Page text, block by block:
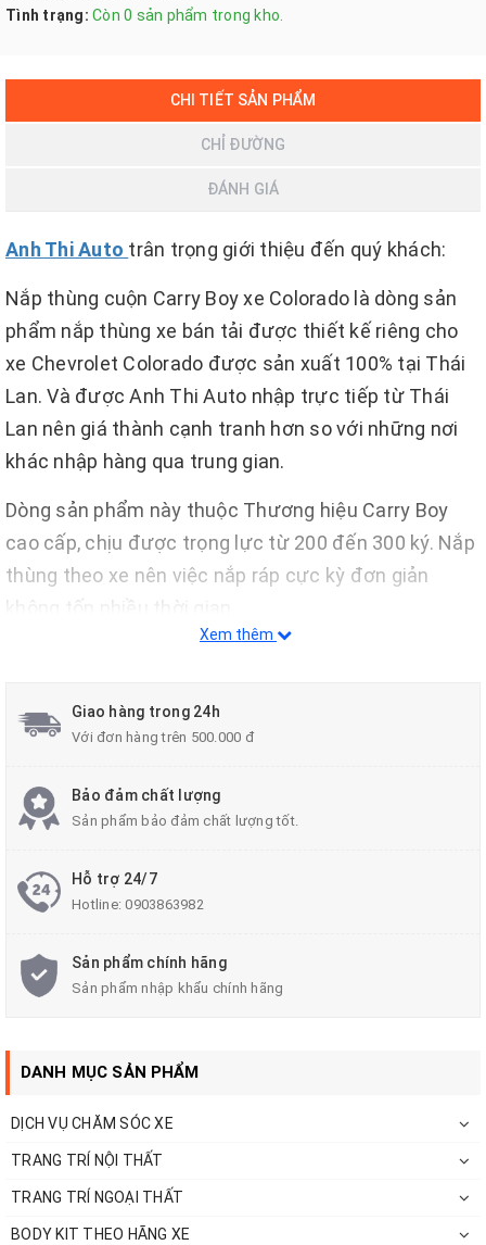
Tình trạng: Còn 0 sản phẩm trong kho.
CHI TIẾT SẢN PHẨM
CHỈ ĐƯỜNG
ĐÁNH GIÁ
Anh Thi Auto trân trọng giới thiệu đến quý khách:
Nắp thùng cuộn Carry Boy xe Colorado là dòng sản
phẩm nắp thùng xe bán tải được thiết kế riêng cho
xe Chevrolet Colorado được sản xuất 100% tại Thái
Lan. Và được Anh Thi Auto nhập trực tiếp từ Thái
Lan nên giá thành cạnh tranh hơn so với những nơi
khác nhập hàng qua trung gian.
Dòng sản phẩm này thuộc Thương hiệu Carry Boy
cao cấp, chịu được trọng lực từ 200 đến 300 ký. Nắp
thùng theo xe nên việc nắp ráp cực kỳ đơn giản
không tốn nhiều thời gian.
Nắp thùng Carry Boy vẫn là tên tuổi hàng đầu trên
trọng, giá cạnh tranh, chịu lực tốt, độ bền cao và khả
năng chống thấm chống ẩm.
Nắp thùng cuộn Carry Boy 744 cho xe bán tải
Chevrolet Colorado 2017-2018
Xem thêm
Giao hàng trong 24h
Với đơn hàng trên 500.000 đ
Bảo đảm chất lượng
Sản phẩm bảo đảm chất lượng tốt.
Hỗ trợ 24/7
Hotline:0903863982
Sản phẩm chính hãng
Sản phẩm nhập khẩu chính hãng
DANH MỤC SẢN PHẨM
DỊCH VỤ CHĂM SÓC XE
TRANG TRÍ NỘI THẤT
TRANG TRÍ NGOẠI THẤT
BODY KIT THEO HÃNG XE